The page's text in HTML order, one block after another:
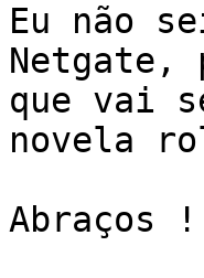
Eu não
Netgate,
que vai
novela
Abraços !